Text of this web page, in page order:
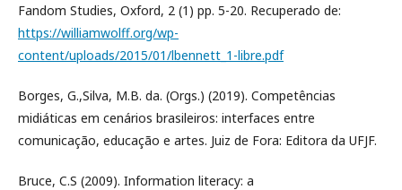
Fandom Studies, Oxford, 2 (1) pp. 5-20. Recuperado de:
https://williamwolff.org/wp-
content/uploads/2015/01/lbennett_1-libre.pdf
Borges, G.,Silva, M.B. da. (Orgs.) (2019). Competências
midiáticas em cenários brasileiros: interfaces entre
comunicação, educação e artes. Juiz de Fora: Editora da UFJF.
Bruce, C.S (2009). Information literacy: a